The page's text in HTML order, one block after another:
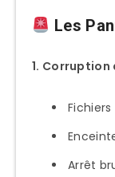
Les
1. Corruption
Fichiers
Arrêt